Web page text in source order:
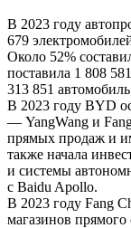
В 2023 году
679
Около 52%
поставила 1 808
313 851
В 2023 году BYD
— YangWang и
прямых продаж и
также начала
и системы
с Baidu Apollo.
В 2023 году Fang
магазинов